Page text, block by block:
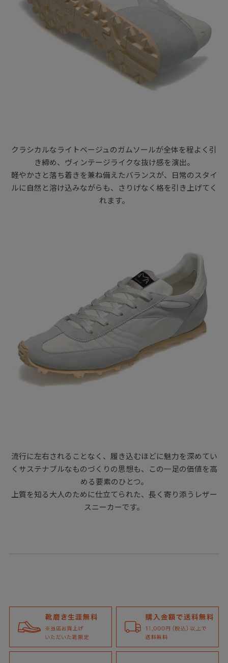
クラシカルなライトベージュのガムソールが全体を程よく引
き締め、ヴィンテージライクな抜け感を演出。
軽やかさと落ち着きを兼ね備えたバランスが、日常のスタイ
ルに自然と溶け込みながらも、さりげなく格を引き上げてく
れます。
流行に左右されることなく、履き込むほどに魅力を深めてい
くサステナブルなものづくりの思想も、この一足の価値を高
める要素のひとつ。
上質を知る大人のために仕立てられた、長く寄り添うレザー
スニーカーです。